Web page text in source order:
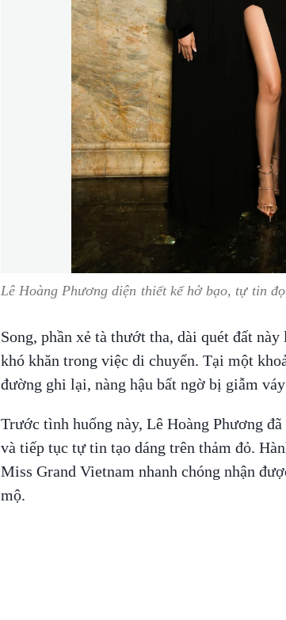
Lê Hoàng Phương diện thiết kế hở bạo, tự tin
Song, phần xẻ tà thướt tha, dài quét đất
khó khăn trong việc di chuyển. Tại một
đường ghi lại, nàng hậu bất ngờ bị giẫm
Trước tình huống này, Lê Hoàng Phương
và tiếp tục tự tin tạo dáng trên thảm đỏ.
Miss Grand Vietnam nhanh chóng nhận
mộ.